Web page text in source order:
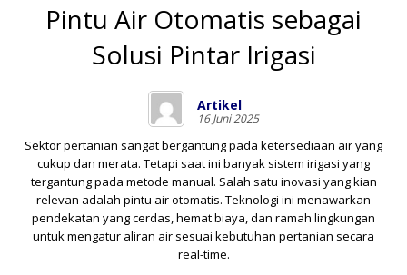
Pintu Air Otomatis sebagai
Solusi Pintar Irigasi
Artikel
16 Juni 2025
Sektor pertanian sangat bergantung pada ketersediaan air yang
cukup dan merata. Tetapi saat ini banyak sistem irigasi yang
tergantung pada metode manual. Salah satu inovasi yang kian
relevan adalah pintu air otomatis. Teknologi ini menawarkan
pendekatan yang cerdas, hemat biaya, dan ramah lingkungan
untuk mengatur aliran air sesuai kebutuhan pertanian secara
real-time.